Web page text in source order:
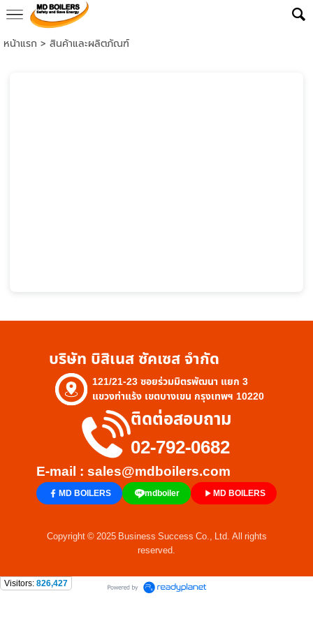
หน้าแรก > สินค้าและผลิตภัณฑ์
บริษัท บิสิเนส ซัคเซส จำกัด
121/21-23 ซอยร่วมมิตรพัฒนา แยก 3
แขวงท่าแร้ง เขตบางเขน กรุงเทพฯ 10220
ติดต่อสอบถาม
02-792-0682
E-mail : sales@mdboilers.com
MD BOILERS mdboiler MD BOILERS
Copyright © 2025 Business Success Co., Ltd. All rights
reserved.
Visitors: 826,427